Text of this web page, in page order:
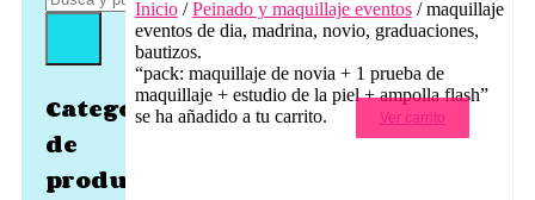
Inicio/Peinado y maquillaje eventos/ maquillaje
eventos de dia, madrina, novio, graduaciones,
bautizos.
“pack: maquillaje de novia + 1 prueba de
maquillaje + estudio de la piel + ampolla flash”
se ha añadido a tu carrito.
Ver carrito
Categorías
de
producto